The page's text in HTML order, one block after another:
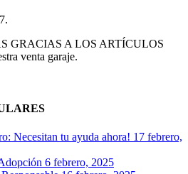
GRACIAS A LOS ARTÍCULOS
venta garaje.
Necesitan tu ayuda ahora! 17 febrero,
6 febrero, 2025